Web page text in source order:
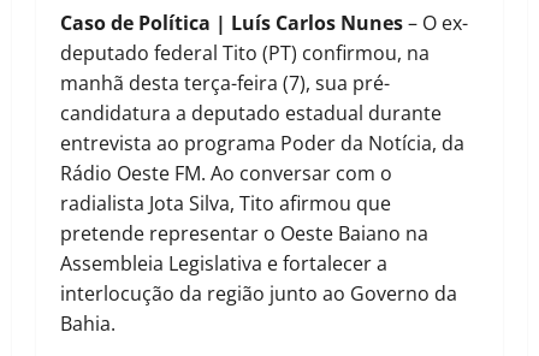
Caso de Política | Luís Carlos Nunes– O ex-
deputado federal Tito (PT) confirmou, na
manhã desta terça-feira (7), sua pré-
candidatura a deputado estadual durante
entrevista ao programa Poder da Notícia, da
Rádio Oeste FM. Ao conversar com o
radialista Jota Silva, Tito afirmou que
pretende representar o Oeste Baiano na
Assembleia Legislativa e fortalecer a
interlocução da região junto ao Governo da
Bahia.